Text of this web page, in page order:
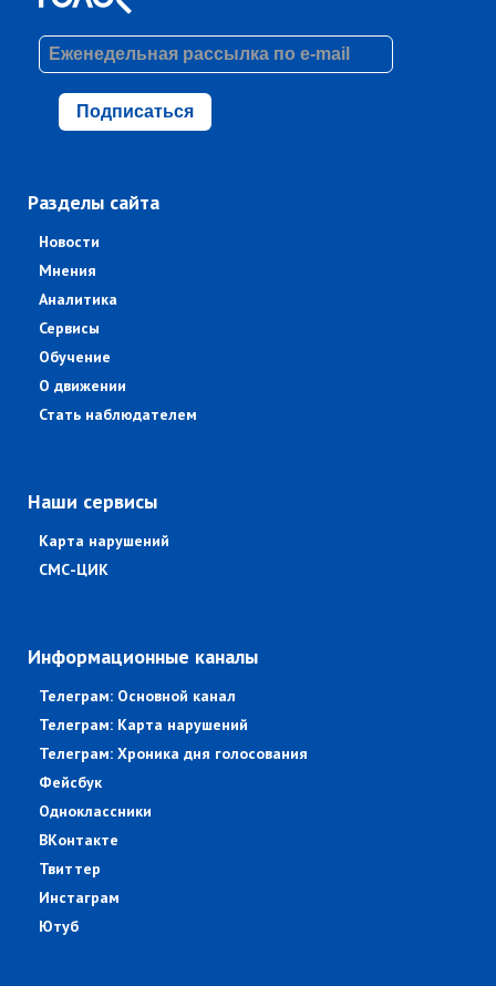
Подписаться
Разделы сайта
Новости
Мнения
Аналитика
Сервисы
Обучение
О движении
Стать наблюдателем
Наши сервисы
Карта нарушений
СМС-ЦИК
Информационные каналы
Телеграм: Основной канал
Телеграм: Карта нарушений
Телеграм: Хроника дня голосования
Фейсбук
Одноклассники
ВКонтакте
Твиттер
Инстаграм
Ютуб